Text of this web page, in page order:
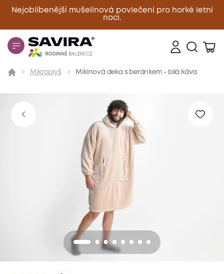
Nejoblíbenější mušelínová povlečení pro horké letní
noci.
Zavřít
Přehled Parametry Popis produktu Materiál
Mikroplyš Mikinová deka s beránkem - bílá káva